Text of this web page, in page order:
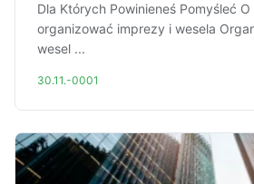
Dla Których Powinieneś Pomyśleć
organizować imprezy i wesela
wesel ...
30.11.-0001